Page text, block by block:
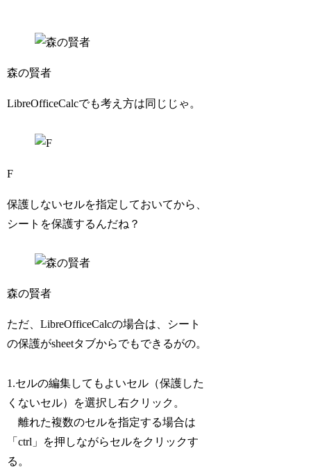
森の賢者
LibreOfficeCalcでも考え方は同じじゃ。
F
保護しないセルを指定しておいてから、
シートを保護するんだね？
森の賢者
ただ、LibreOfficeCalcの場合は、シート
の保護がsheetタブからでもできるがの。
1.セルの編集してもよいセル（保護した
くないセル）を選択し右クリック。
離れた複数のセルを指定する場合は
「ctrl」を押しながらセルをクリックす
る。